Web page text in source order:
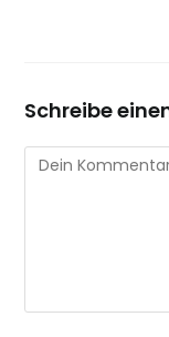
Schreibe
Kommentar